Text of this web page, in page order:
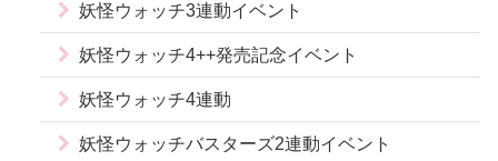
妖怪ウォッチ3連動イベント
妖怪ウォッチ4++発売記念イベント
妖怪ウォッチ4連動
妖怪ウォッチバスターズ2連動イベント